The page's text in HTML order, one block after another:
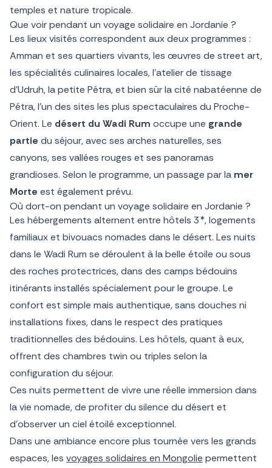
temples et nature tropicale.
Que voir pendant un voyage solidaire en Jordanie ?
Les lieux visités correspondent aux deux programmes :
Amman et ses quartiers vivants, les œuvres de street art,
les spécialités culinaires locales, l’atelier de tissage
d’Udruh, la petite Pétra, et bien sûr la cité nabatéenne de
Pétra, l’un des sites les plus spectaculaires du Proche-
Orient. Le désert du Wadi Rum occupe une grande
partie du séjour, avec ses arches naturelles, ses
canyons, ses vallées rouges et ses panoramas
grandioses. Selon le programme, un passage par la mer
Morte est également prévu.
Où dort-on pendant un voyage solidaire en Jordanie ?
Les hébergements alternent entre hôtels 3*, logements
familiaux et bivouacs nomades dans le désert. Les nuits
dans le Wadi Rum se déroulent à la belle étoile ou sous
des roches protectrices, dans des camps bédouins
itinérants installés spécialement pour le groupe. Le
confort est simple mais authentique, sans douches ni
installations fixes, dans le respect des pratiques
traditionnelles des bédouins. Les hôtels, quant à eux,
offrent des chambres twin ou triples selon la
configuration du séjour.
Ces nuits permettent de vivre une réelle immersion dans
la vie nomade, de profiter du silence du désert et
d’observer un ciel étoilé exceptionnel.
Dans une ambiance encore plus tournée vers les grands
espaces, les voyages solidaires en Mongolie permettent